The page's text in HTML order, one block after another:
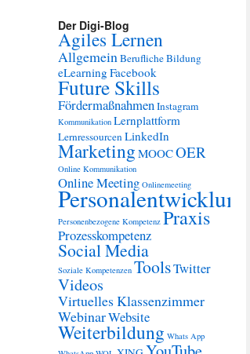
Der Digi-Blog
Agiles Lernen
AllgemeinBerufliche Bildung
eLearning Facebook
Future Skills
FördermaßnahmenInstagram
Kommunikation Lernplattform
LernressourcenLinkedIn
Marketing MOOCOER
Online Kommunikation
Online Meeting Onlinemeeting
Personalentwicklung
Personenbezogene Kompetenz Praxis
Prozesskompetenz
Social Media
Soziale Kompetenzen ToolsTwitter
Videos
Virtuelles Klassenzimmer
WebinarWebsite
Weiterbildung Whats App